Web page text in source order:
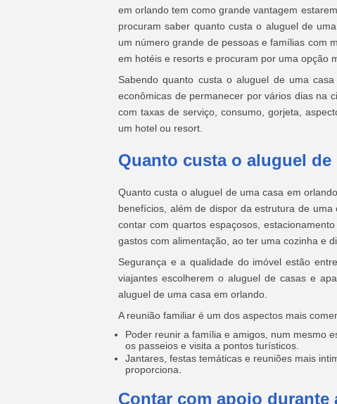
em orlando tem como grande vantagem
procuram saber quanto custa o aluguel de
um número grande de pessoas e famílias com
em hotéis e resorts e procuram por uma opção
Sabendo quanto custa o aluguel de uma
econômicas de permanecer por vários dias na
com taxas de serviço, consumo, gorjeta,
um hotel ou resort.
Quanto custa o aluguel
Quanto custa o aluguel de uma casa em
benefícios, além de dispor da estrutura de
contar com quartos espaçosos,
gastos com alimentação, ao ter uma cozinha e
Segurança e a qualidade do imóvel estão
viajantes escolherem o aluguel de casas e
aluguel de uma casa em orlando.
A reunião familiar é um dos aspectos mais
Poder reunir a família e amigos, num mesmo
os passeios e visita a pontos turísticos.
Jantares, festas temáticas e reuniões mais
proporciona.
Contar com apoio durante